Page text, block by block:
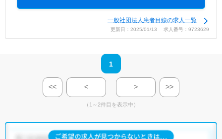
一般社団法人患者目線の求人一覧
更新日：2025/01/13 求人番号：9723629
1
<< < > >>
（1～2件目を表示中）